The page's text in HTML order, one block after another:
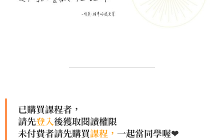
已購買課程者，
請先登入後獲取閱讀權限
未付費者請先購買課程， 一起當同學喔❤